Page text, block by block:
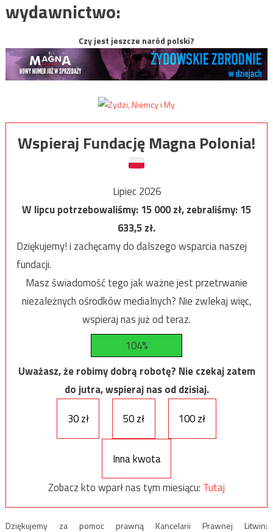
wydawnictwo:
Czy jest jeszcze naród polski?
Wspieraj Fundację Magna Polonia!
Lipiec 2026
W lipcu potrzebowaliśmy:15 000zł, zebraliśmy:15
633,5zł.
Dziękujemy! i zachęcamy do dalszego wsparcia naszej
fundacji.
Masz świadomość tego jak ważne jest przetrwanie
niezależnych ośrodków medialnych? Nie zwlekaj więc,
wspieraj nas już od teraz.
104%
Uważasz, że robimy dobrą robotę? Nie czekaj zatem
do jutra, wspieraj nas od dzisiaj.
30 zł
50 zł 100 zł
Inna kwota
Zobacz kto wparł nas tym miesiącu: Tutaj
Dziękujemy za pomoc prawną Kancelarii Prawnej Litwin: